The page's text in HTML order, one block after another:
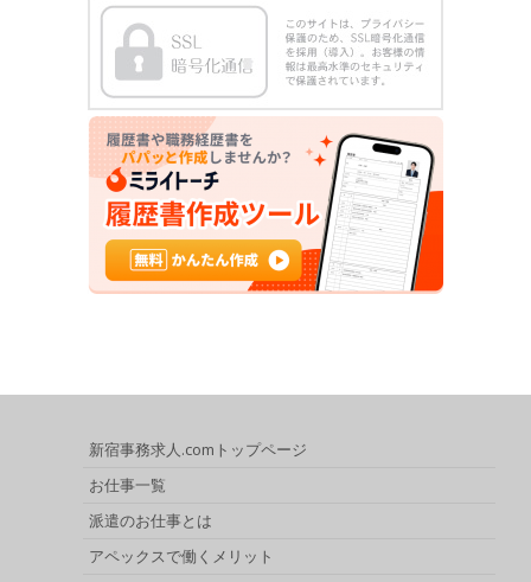
新宿事務求人.comトップページ
お仕事一覧
派遣のお仕事とは
アペックスで働くメリット